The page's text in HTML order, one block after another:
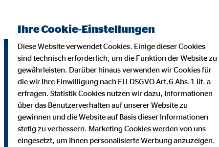
Ihre Cookie-Einstellungen
Diese Website verwendet Cookies. Einige dieser Cookies
sind technisch erforderlich, um die Funktion der Website zu
gewährleisten. Darüber hinaus verwenden wir Cookies für
die wir Ihre Einwilligung nach EU-DSGVO Art.6 Abs.1 lit. a
erfragen. Statistik Cookies nutzen wir dazu, Informationen
über das Benutzerverhalten auf unserer Website zu
gewinnen und die Website auf Basis dieser Informationen
stetig zu verbessern. Marketing Cookies werden von uns
eingesetzt, um Ihnen personalisierte Werbung anzuzeigen.